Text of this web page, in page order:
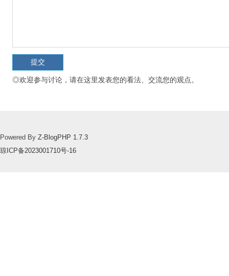
◎欢迎参与讨论，请在这里发表您的看法、交流您的观点。
Powered By Z-BlogPHP 1.7.3
琼ICP备2023001710号-16